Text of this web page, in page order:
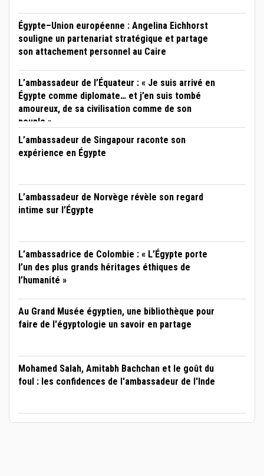
Égypte–Union européenne : Angelina Eichhorst
souligne un partenariat stratégique et partage
son attachement personnel au Caire
L’ambassadeur de l’Équateur : « Je suis arrivé en
Égypte comme diplomate… et j’en suis tombé
amoureux, de sa civilisation comme de son
peuple »
L’ambassadeur de Singapour raconte son
expérience en Égypte
L’ambassadeur de Norvège révèle son regard
intime sur l’Égypte
L’ambassadrice de Colombie : « L’Égypte porte
l’un des plus grands héritages éthiques de
l’humanité »
Au Grand Musée égyptien, une bibliothèque pour
faire de l'égyptologie un savoir en partage
Mohamed Salah, Amitabh Bachchan et le goût du
foul : les confidences de l'ambassadeur de l'Inde